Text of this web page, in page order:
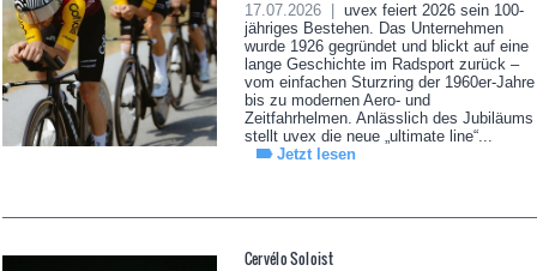
17.07.2026 |
uvex feiert 2026 sein 100-
jähriges Bestehen. Das Unternehmen
wurde 1926 gegründet und blickt auf eine
lange Geschichte im Radsport zurück –
vom einfachen Sturzring der 1960er-Jahre
bis zu modernen Aero- und
Zeitfahrhelmen. Anlässlich des Jubiläums
stellt uvex die neue „ultimate line“...
Jetzt lesen
Cervélo Soloist